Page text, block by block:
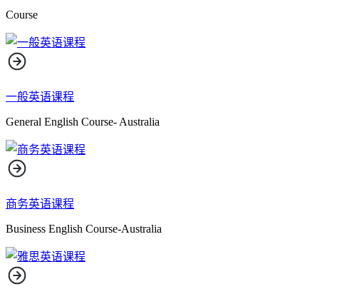
Course
一般英语课程
General English Course- Australia
商务英语课程
Business English Course-Australia